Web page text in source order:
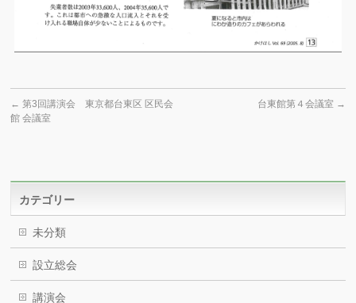
← 第3回講演会 東京都台東区 区民会
館 会議室
台東館第４会議室 →
カテゴリー
未分類
設立総会
講演会